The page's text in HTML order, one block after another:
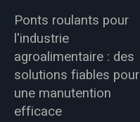
Ponts roulants pour
l'industrie
agroalimentaire : des
solutions fiables pour
une manutention
efficace